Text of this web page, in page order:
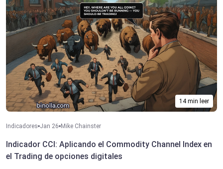
14 min leer
Indicadores Jan 26 Mike Chainster
Indicador CCI: Aplicando el Commodity Channel Index en
el Trading de opciones digitales